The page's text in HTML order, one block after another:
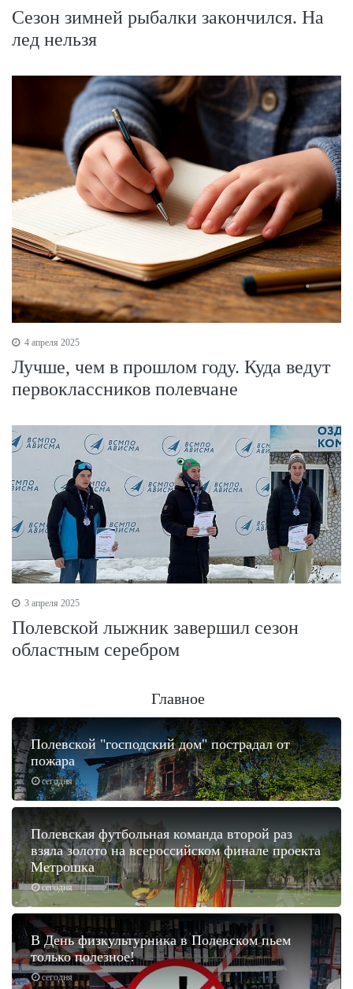
Сезон зимней рыбалки закончился. На
лед нельзя
4 апреля 2025
Лучше, чем в прошлом году. Куда ведут
первоклассников полевчане
3 апреля 2025
Полевской лыжник завершил сезон
областным серебром
Главное
сегодня
Полевской "господский дом" пострадал от
пожара
сегодня
Полевская футбольная команда второй раз
взяла золото на всероссийском финале проекта
Метрошка
сегодня
В День физкультурника в Полевском пьем
только полезное!